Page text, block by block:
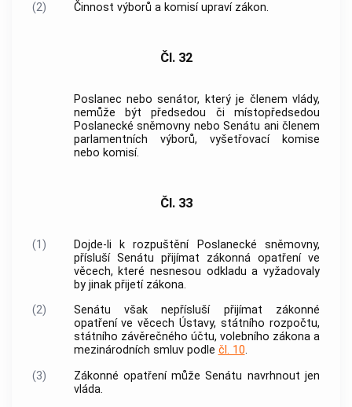
(2)
Činnost výborů a komisí upraví zákon.
Čl. 32
Poslanec nebo senátor, který je členem vlády,
nemůže být předsedou či místopředsedou
Poslanecké sněmovny nebo Senátu ani členem
parlamentních výborů, vyšetřovací komise
nebo komisí.
Čl. 33
(1)
Dojde-li k rozpuštění Poslanecké sněmovny,
přísluší Senátu přijímat zákonná opatření ve
věcech, které nesnesou odkladu a vyžadovaly
by jinak přijetí zákona.
(2)
Senátu však nepřísluší přijímat zákonné
opatření ve věcech Ústavy, státního rozpočtu,
státního závěrečného účtu, volebního zákona a
mezinárodních smluv podle čl. 10.
(3)
Zákonné opatření může Senátu navrhnout jen
vláda.